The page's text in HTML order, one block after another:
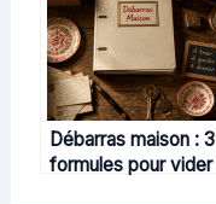
Débarras maison : 3
formules pour vider